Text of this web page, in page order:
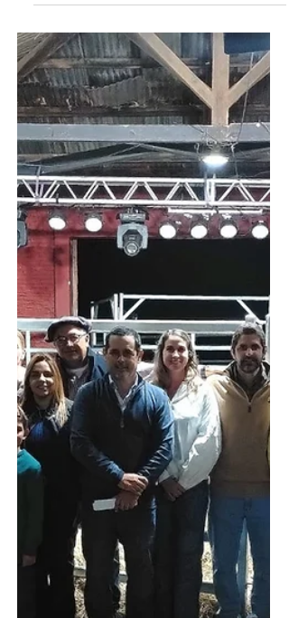
Este martes 21 de abril tendrá lugar la
venta especial de embriones de Santa
Teresa del Cebollatí, que pondrá a
consideraciónn del mercado 15
embriones, en una venta de excepción.
Además se ofrece genética a la carta.
En este sentido, se ofrecerá toda esa
genética que tiene como resultadoo
mayor calidad de carne, peso de
carcasa y marbling. Se ofrecen 6
meses libres, 6% de descuento por
pago al contado, 3% de descuento por
la compra de 2 paquetes o más, 2% de
descuento por pr